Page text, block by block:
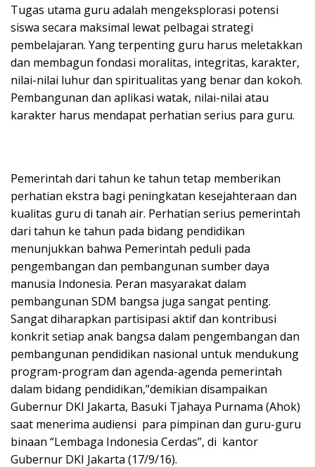
Tugas utama guru adalah mengeksplorasi potensi
siswa secara maksimal lewat pelbagai strategi
pembelajaran. Yang terpenting guru harus meletakkan
dan membagun fondasi moralitas, integritas, karakter,
nilai-nilai luhur dan spiritualitas yang benar dan kokoh.
Pembangunan dan aplikasi watak, nilai-nilai atau
karakter harus mendapat perhatian serius para guru.
Pemerintah dari tahun ke tahun tetap memberikan
perhatian ekstra bagi peningkatan kesejahteraan dan
kualitas guru di tanah air. Perhatian serius pemerintah
dari tahun ke tahun pada bidang pendidikan
menunjukkan bahwa Pemerintah peduli pada
pengembangan dan pembangunan sumber daya
manusia Indonesia. Peran masyarakat dalam
pembangunan SDM bangsa juga sangat penting.
Sangat diharapkan partisipasi aktif dan kontribusi
konkrit setiap anak bangsa dalam pengembangan dan
pembangunan pendidikan nasional untuk mendukung
program-program dan agenda-agenda pemerintah
dalam bidang pendidikan,”demikian disampaikan
Gubernur DKI Jakarta, Basuki Tjahaya Purnama (Ahok)
saat menerima audiensi para pimpinan dan guru-guru
binaan “Lembaga Indonesia Cerdas”, di kantor
Gubernur DKI Jakarta (17/9/16).